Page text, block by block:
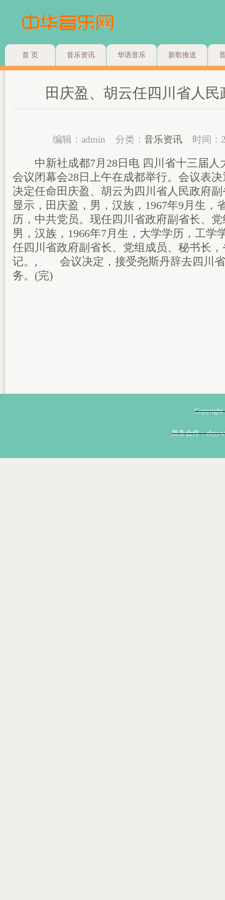
首 页 音乐资讯 华语音乐 新歌推送
田庆盈、胡云任四川省人民
编辑：admin 分类： 音乐资讯 时间：
中新社成都7月28日电 四川省十三届人
会议闭幕会28日上午在成都举行。会议表
决定任命田庆盈、胡云为四川省人民政
显示，田庆盈，男，汉族，1967年9月生，
历，中共党员。现任四川省政府副省长
男，汉族，1966年7月生，大学学历，工学
任四川省政府副省长、党组成员、秘书长
记。, 会议决定，接受尧斯丹辞去四川省
务。(完)
商务合作：